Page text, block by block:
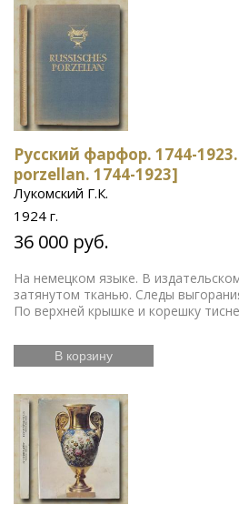
Кихот
Фантастика для детей
Периодические издания
фарфор
Буддизм
Русский стиль
Православные книги
Русский фарфор. 1744-
porzellan. 1744-1923]
Лукомский Г.К.
1924 г.
36 000 руб.
На немецком языке. В
затянутом тканью. Следы
По верхней крышке и корешку
В корзину